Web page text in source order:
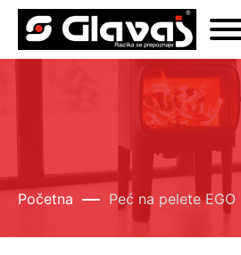
Početna Peć na pelete EGO